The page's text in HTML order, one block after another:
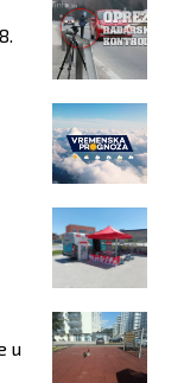
u